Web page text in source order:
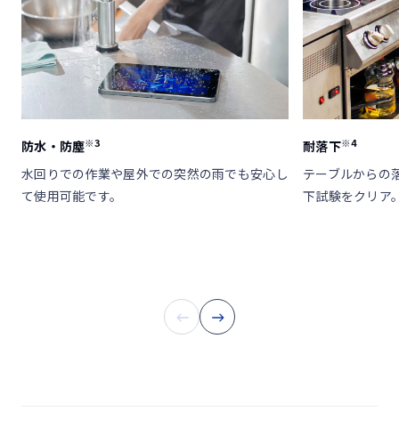
防水・防塵※3
水回りでの作業や屋外での突然の雨でも安心し
て使用可能です。
耐落下※4
テーブルからの
下試験をクリア